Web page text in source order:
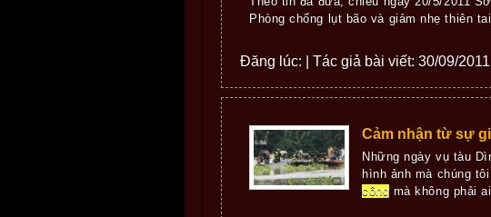
Phòng chống lụt bão và giảm nhẹ thiên
Đăng lúc: | Tác giả bài viết: 30/09/
Cảm nhận từ sự
Những ngày vụ tàu
hình ảnh mà chúng
công mà không phải